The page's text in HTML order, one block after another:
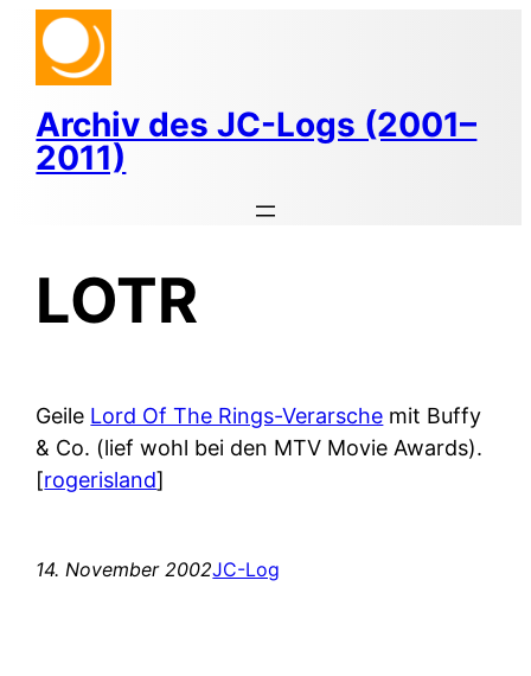
Zum
Inhalt
springen
Archiv des JC-Logs (2001–
2011)
LOTR
Geile Lord Of The Rings-Verarsche mit Buffy
& Co. (lief wohl bei den MTV Movie Awards).
[rogerisland]
14. November 2002JC-Log